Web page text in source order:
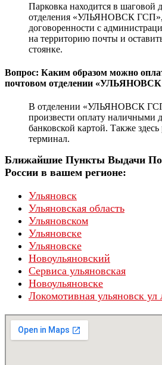
Парковка находится в шаговой
отделения «УЛЬЯНОВСК
договоренности с
на территорию почты и
стоянке.
Вопрос: Каким образом можно
почтовом отделении
В отделении «УЛЬЯНОВСК
произвести оплату наличными
банковской картой. Также здесь
терминал.
Ближайшие Пункты Выдачи
России в вашем регионе:
Ульяновск
Ульяновская область
Ульяновском
Ульяновске
Ульяновскe
Новоульяновский
Сервиса ульяновская
Новоульяновске
Локомотивная ульяновск ул